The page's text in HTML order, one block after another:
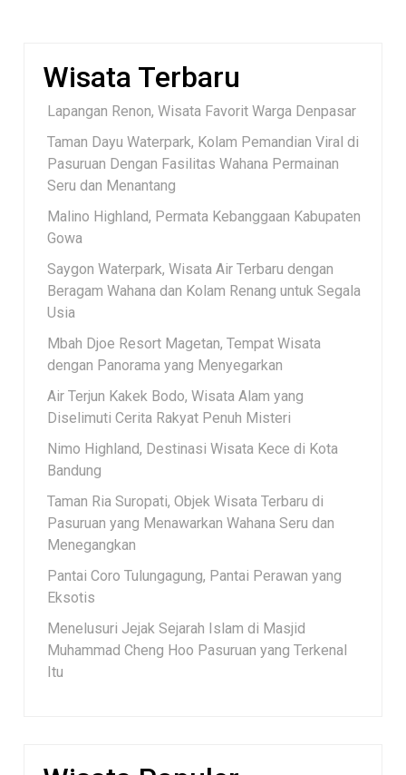
Wisata Terbaru
Lapangan Renon, Wisata Favorit Warga Denpasar
Taman Dayu Waterpark, Kolam Pemandian Viral di
Pasuruan Dengan Fasilitas Wahana Permainan
Seru dan Menantang
Malino Highland, Permata Kebanggaan Kabupaten
Gowa
Saygon Waterpark, Wisata Air Terbaru dengan
Beragam Wahana dan Kolam Renang untuk Segala
Usia
Mbah Djoe Resort Magetan, Tempat Wisata
dengan Panorama yang Menyegarkan
Air Terjun Kakek Bodo, Wisata Alam yang
Diselimuti Cerita Rakyat Penuh Misteri
Nimo Highland, Destinasi Wisata Kece di Kota
Bandung
Taman Ria Suropati, Objek Wisata Terbaru di
Pasuruan yang Menawarkan Wahana Seru dan
Menegangkan
Pantai Coro Tulungagung, Pantai Perawan yang
Eksotis
Menelusuri Jejak Sejarah Islam di Masjid
Muhammad Cheng Hoo Pasuruan yang Terkenal
Itu